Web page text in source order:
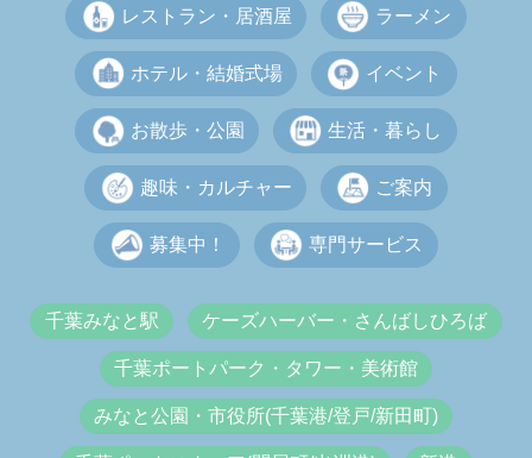
レストラン・居酒屋 ラーメン
ホテル・結婚式場 イベント
お散歩・公園 生活・暮らし
趣味・カルチャー ご案内
募集中！ 専門サービス
千葉みなと駅 ケーズハーバー・さんばしひろば
千葉ポートパーク・タワー・美術館
みなと公園・市役所(千葉港/登戸/新田町)